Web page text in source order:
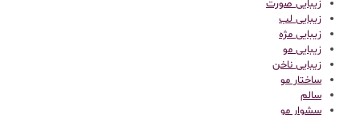
زیبایی صورت
زیبایی لب
زیبایی مژه
زیبایی مو
زیبایی ناخن
ساختار مو
سالم
سشوار مو